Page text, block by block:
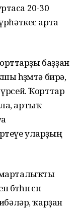
20-30
арта
баҙҙан
һөҙөмтә бирә,
Ҡорттар
артыҡ
уларҙың
өсөн
ҡарҙан